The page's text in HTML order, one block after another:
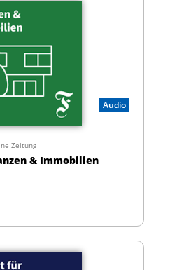
Audio
Zeitung
& Immobilien